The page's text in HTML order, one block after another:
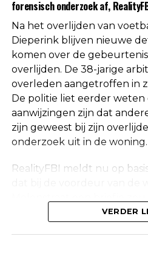
de doodsoorzaak.
Een vaste waarde in
arbitrage
Met het overlijden van Rob
Nederlandse voetbal een
jarenlang actief was op het
Dieperink begon al op
het amateurvoetbal en
toegewezen, waarna
forensisch onderzoek af,
Na het overlijden van
Dieperink blijven nieuwe
komen over de
overlijden. De 38-jarige
overleden aangetroffen in
De politie liet eerder weten
aanwijzingen zijn dat
zijn geweest bij zijn
onderzoek uit in de woning.
RealityFBI meldt nu op
waarop Dieperink eenVERDER